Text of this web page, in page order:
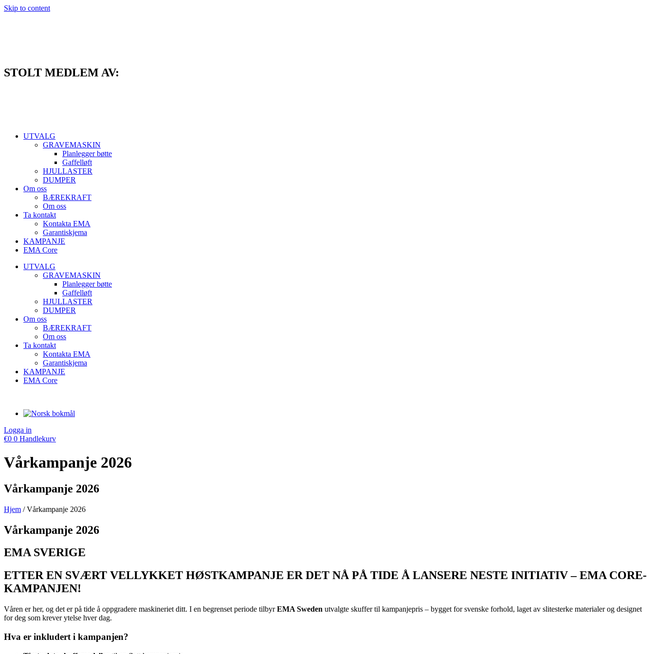
Skip to content
STOLT MEDLEM AV:
UTVALG
GRAVEMASKIN
Planlegger bøtte
Gaffelløft
HJULLASTER
DUMPER
Om oss
BÆREKRAFT
Om oss
Ta kontakt
Kontakta EMA
Garantiskjema
KAMPANJE
EMA Core
UTVALG
GRAVEMASKIN
Planlegger bøtte
Gaffelløft
HJULLASTER
DUMPER
Om oss
BÆREKRAFT
Om oss
Ta kontakt
Kontakta EMA
Garantiskjema
KAMPANJE
EMA Core
Logga in
€0 0 Handlekurv
Vårkampanje 2026
Vårkampanje 2026
Hjem / Vårkampanje 2026
Vårkampanje 2026
EMA SVERIGE
ETTER EN SVÆRT VELLYKKET HØSTKAMPANJE ER DET NÅ PÅ TIDE Å LANSERE NESTE INITIATIV – EMA CORE-
KAMPANJEN!
Våren er her, og det er på tide å oppgradere maskineriet ditt. I en begrenset periode tilbyrEMA Sweden utvalgte skuffer til kampanjepris – bygget for svenske forhold, laget av slitesterke materialer og designet
for deg som krever ytelse hver dag.
Hva er inkludert i kampanjen?